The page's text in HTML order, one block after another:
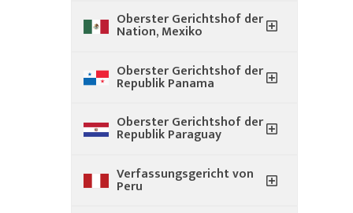
Oberster Gerichtshof der
Nation, Mexiko
Oberster Gerichtshof der
Republik Panama
Oberster Gerichtshof der
Republik Paraguay
Verfassungsgericht von
Peru